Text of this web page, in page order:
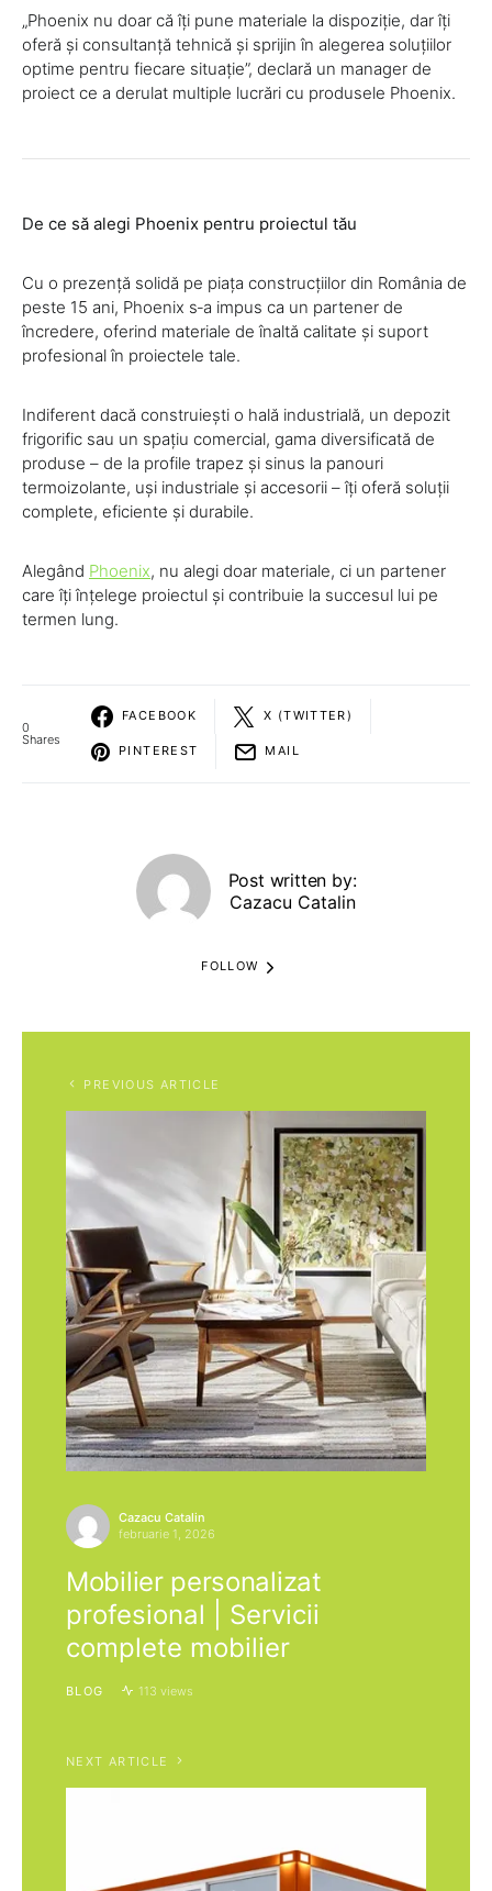
„Phoenix nu doar că îți pune materiale la dispoziție, dar îți
oferă și consultanță tehnică și sprijin în alegerea soluțiilor
optime pentru fiecare situație”, declară un manager de
proiect ce a derulat multiple lucrări cu produsele Phoenix.
De ce să alegi Phoenix pentru proiectul tău
Cu o prezență solidă pe piața construcțiilor din România de
peste 15 ani, Phoenix s‑a impus ca un partener de
încredere, oferind materiale de înaltă calitate și suport
profesional în proiectele tale.
Indiferent dacă construiești o hală industrială, un depozit
frigorific sau un spațiu comercial, gama diversificată de
produse – de la profile trapez și sinus la panouri
termoizolante, uși industriale și accesorii – îți oferă soluții
complete, eficiente și durabile.
Alegând Phoenix, nu alegi doar materiale, ci un partener
care îți înțelege proiectul și contribuie la succesul lui pe
termen lung.
0
Shares
FACEBOOK X (TWITTER)
PINTEREST MAIL
Post written by:
Cazacu Catalin
FOLLOW
PREVIOUS ARTICLE
Cazacu Catalin
februarie 1, 2026
Mobilier personalizat
profesional | Servicii
complete mobilier
BLOG 113 views
NEXT ARTICLE